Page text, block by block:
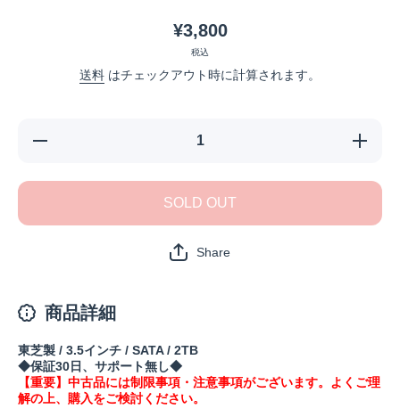
¥3,800
税込
送料 はチェックアウト時に計算されます。
【中古・検査済】
【中古
増
SOLD OUT
Share
商品詳細
東芝製 / 3.5インチ / SATA / 2TB
◆保証30日、サポート無し◆
【重要】中古品には制限事項・注意事項がございます。よくご理
解の上、購入をご検討ください。